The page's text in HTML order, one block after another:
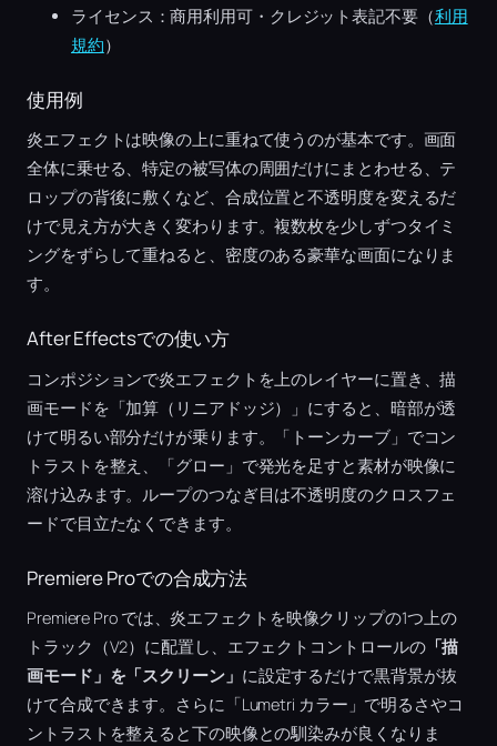
ライセンス：商用利用可・クレジット表記不要（利用
規約）
使用例
炎エフェクトは映像の上に重ねて使うのが基本です。画面
全体に乗せる、特定の被写体の周囲だけにまとわせる、テ
ロップの背後に敷くなど、合成位置と不透明度を変えるだ
けで見え方が大きく変わります。複数枚を少しずつタイミ
ングをずらして重ねると、密度のある豪華な画面になりま
す。
After Effectsでの使い方
コンポジションで炎エフェクトを上のレイヤーに置き、描
画モードを「加算（リニアドッジ）」にすると、暗部が透
けて明るい部分だけが乗ります。「トーンカーブ」でコン
トラストを整え、「グロー」で発光を足すと素材が映像に
溶け込みます。ループのつなぎ目は不透明度のクロスフェ
ードで目立たなくできます。
Premiere Proでの合成方法
Premiere Pro では、炎エフェクトを映像クリップの1つ上の
トラック（V2）に配置し、エフェクトコントロールの「描
画モード」を「スクリーン」 に設定するだけで黒背景が抜
けて合成できます。さらに「Lumetri カラー」で明るさやコ
ントラストを整えると下の映像との馴染みが良くなりま